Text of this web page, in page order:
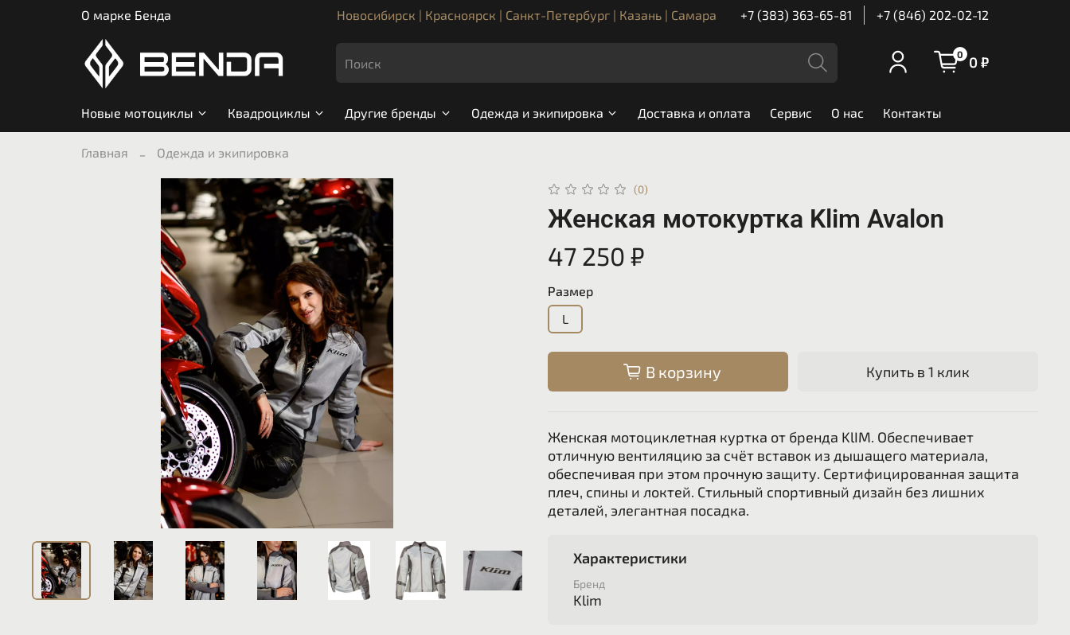
О марке Бенда Новосибирск | Красноярск | Санкт-Петербург | Казань | Самара +7 (383) 363-65-81 +7 (846) 202-02-12
0 0 ₽
Новые мотоциклы Квадроциклы Другие бренды Одежда и экипировка Доставка и оплата Сервис О нас Контакты
Главная Одежда и экипировка
(0)
Женская мотокуртка Klim Avalon
47 250 ₽
Размер
L
В корзину Купить в 1 клик
Женская мотоциклетная куртка от бренда KlIM. Обеспечивает
отличную вентиляцию за счёт вставок из дышащего материала,
обеспечивая при этом прочную защиту. Сертифицированная защита
плеч, спины и локтей. Стильный спортивный дизайн без лишних
деталей, элегантная посадка.
Характеристики
Бренд
Klim